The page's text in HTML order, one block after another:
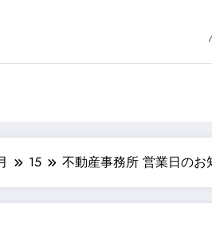
15 不動産事務所 営業日のお